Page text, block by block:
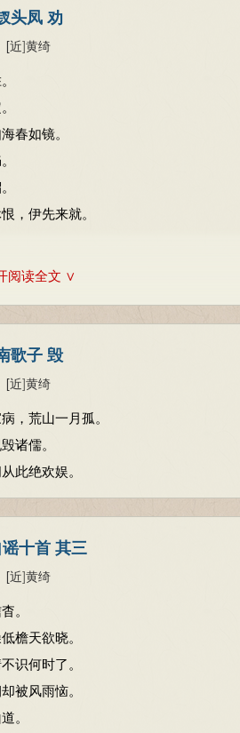
头凤 劝
[近]黄绮
春如镜。
，伊先来就。
。
，深知添瘦。
阅读全文 ∨
歌子 毁
[近]黄绮
，荒山一月孤。
诸儒。
此绝欢娱。
十首 其三
[近]黄绮
。
檐天欲晓。
识何时了。
被风雨恼。
。